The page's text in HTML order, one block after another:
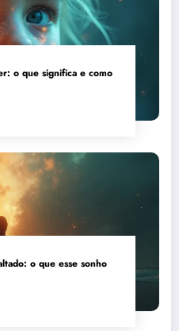
o que significa e como
o que esse sonho